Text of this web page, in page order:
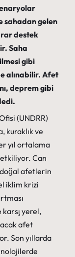
sahadan gelen
destek
Saha
gibi
alınabilir. Afet
deprem gibi
(UNDRR)
kuraklık ve
yıl ortalama
Can
doğal afetlerin
iklim krizi
yerel,
afet
Son yıllarda